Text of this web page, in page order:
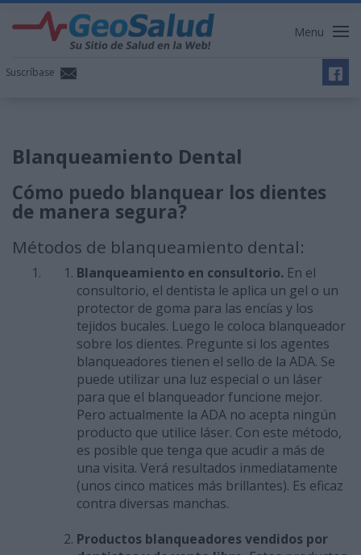
Menu
Suscríbase
Blanqueamiento Dental
Cómo puedo blanquear los dientes
de manera segura?
Métodos de blanqueamiento dental:
Blanqueamiento en consultorio. En el
consultorio, el dentista le aplica un gel o un
protector de goma para las encías y los
tejidos bucales. Luego le coloca blanqueador
sobre los dientes. Pregunte si los agentes
blanqueadores tienen el sello de la ADA. Se
puede utilizar una luz especial o un láser
para que el blanqueador funcione mejor.
Pero actualmente la ADA no acepta ningún
producto que utilice láser. Con este método,
es posible que tenga que acudir a más de
una visita. Verá resultados inmediatamente
(unos cinco matices más brillantes). Es eficaz
contra diversas manchas.
Productos blanqueadores vendidos por